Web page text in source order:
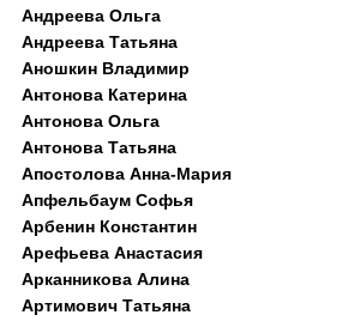
Андреева Ольга
Андреева Татьяна
Аношкин Владимир
Антонова Катерина
Антонова Ольга
Антонова Татьяна
Апостолова Анна-Мария
Апфельбаум Софья
Арбенин Константин
Арефьева Анастасия
Арканникова Алина
Артимович Татьяна